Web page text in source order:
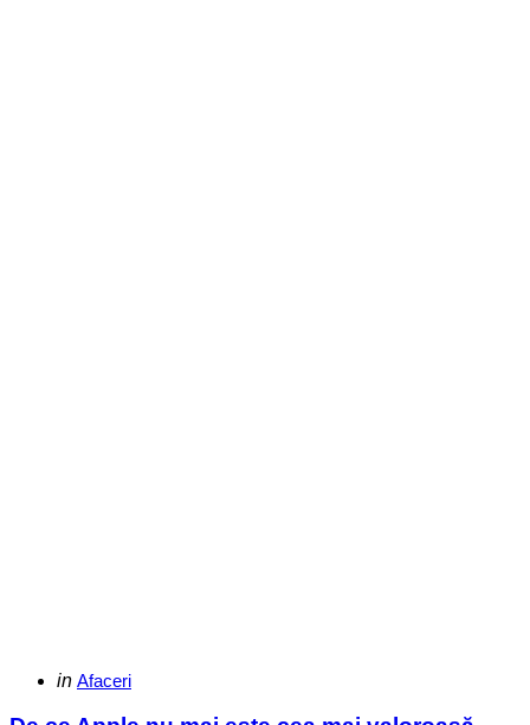
Categories
Posted
in Afaceri